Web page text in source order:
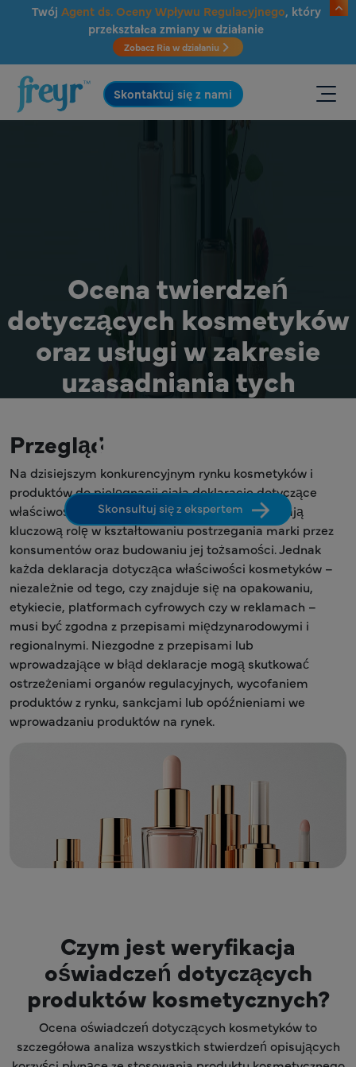
Przejdź do głównej treści
Twój Agent ds. Oceny Wpływu Regulacyjnego, który
przekształca zmiany w działanie
Zobacz Ria w działaniu
.
Skontaktuj się z nami
Ocena twierdzeń
dotyczących kosmetyków
oraz usługi w zakresie
uzasadniania tych
twierdzeń świadczone
przez firmę „
”
Skonsultuj się z ekspertem
Przegląd
Na dzisiejszym konkurencyjnym rynku kosmetyków i
produktów do pielęgnacji ciała deklaracje dotyczące
właściwości produktów kosmetycznych odgrywają
kluczową rolę w kształtowaniu postrzegania marki przez
konsumentów oraz budowaniu jej tożsamości. Jednak
każda deklaracja dotycząca właściwości kosmetyków –
niezależnie od tego, czy znajduje się na opakowaniu,
etykiecie, platformach cyfrowych czy w reklamach –
musi być zgodna z przepisami międzynarodowymi i
regionalnymi. Niezgodne z przepisami lub
wprowadzające w błąd deklaracje mogą skutkować
ostrzeżeniami organów regulacyjnych, wycofaniem
produktów z rynku, sankcjami lub opóźnieniami we
wprowadzaniu produktów na rynek.
Czym jest weryfikacja
oświadczeń dotyczących
produktów kosmetycznych?
Ocena oświadczeń dotyczących kosmetyków to
szczegółowa analiza wszystkich stwierdzeń opisujących